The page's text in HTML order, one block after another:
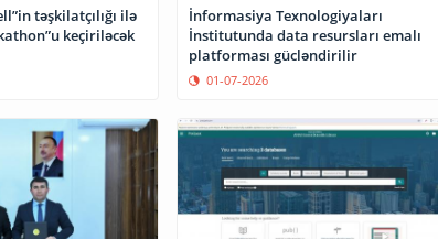
təşkilatçılığı ilə
keçiriləcək
İnformasiya Texnologiyaları
İnstitutunda data resursları emalı
platforması gücləndirilir
01-07-2026